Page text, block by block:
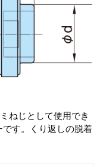
ねじとして使用でき
す。くり返しの脱着